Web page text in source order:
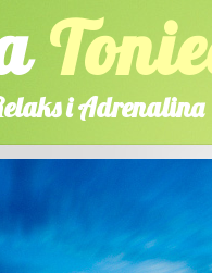
i Adrenalina